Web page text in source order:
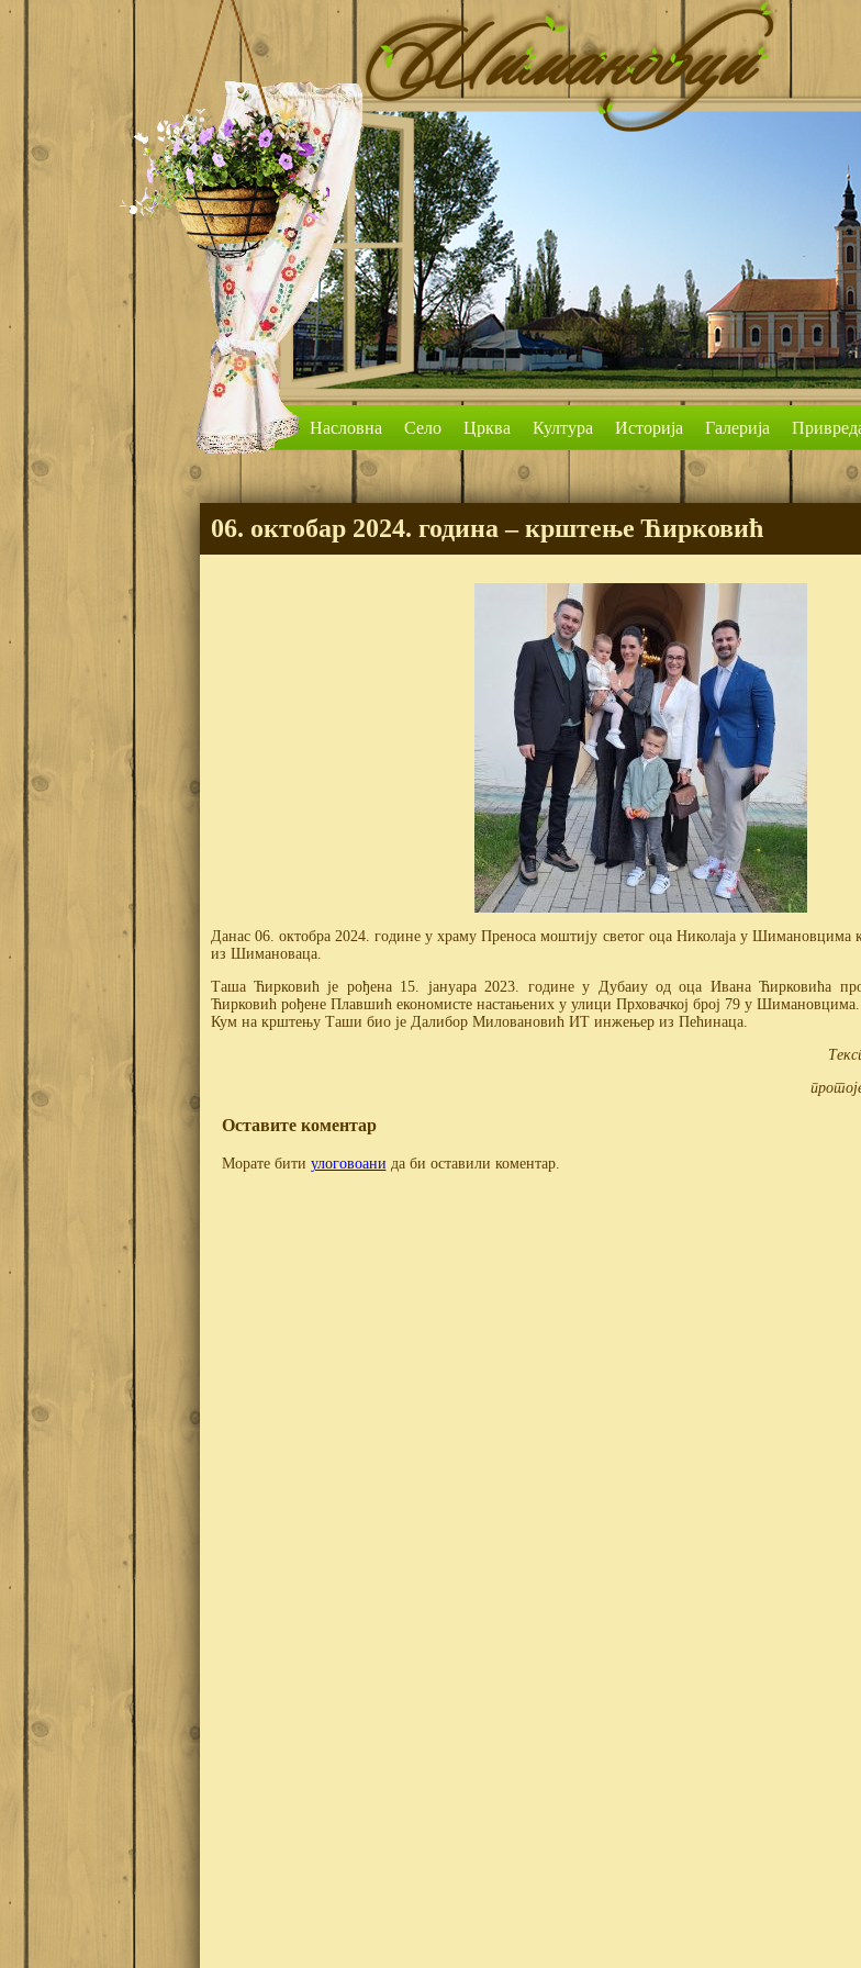
Насловна Село Црква Култура Историја Галерија
06. октобар 2024. година – крштење Ћирковић
Данас 06. октобра 2024. године у храму Преноса моштију светог оца Николаја у Шимановцима
из Шимановаца.
Таша Ћирковић је рођена 15. јануара 2023. године у Дубаиу од оца Ивана Ћирковића
Ћирковић рођене Плавшић економисте настањених у улици Прховачкој број 79 у Шимановцима.
Кум на крштењу Таши био је Далибор Миловановић ИТ инжењер из Пећинаца.
Оставите коментар
Морате бити улоговоани да би оставили коментар.